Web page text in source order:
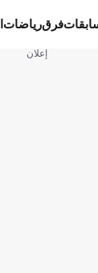
فرقرياضات
إعلان